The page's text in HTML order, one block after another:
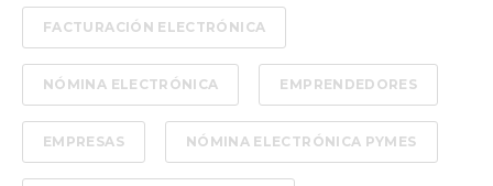
FACTURACIÓN ELECTRÓNICA
NÓMINA ELECTRÓNICA EMPRENDEDORES
EMPRESAS NÓMINA ELECTRÓNICA PYMES